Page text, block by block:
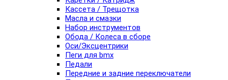
Кассета / Трещотка
Масла и смазки
Набор инструментов
Обода / Колеса в сборе
Оси/Эксцентрики
Пеги для bmx
Педали
Передние и задние переключатели